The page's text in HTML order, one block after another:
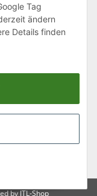
by JTL-Shop
Tag
ändern
Details finden